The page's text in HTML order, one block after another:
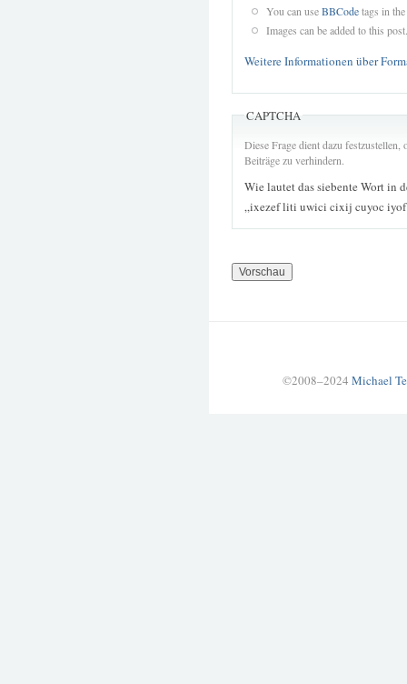
You can useBBCodetags in
Images can be added to this post.
Weitere Informationen über
CAPTCHA
Diese Frage dient dazu
Beiträge zu verhindern.
Wie lautet das siebente Wort in
„ixezef liti uwici cixij cuyoc
©2008–2024 Michael